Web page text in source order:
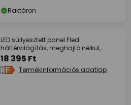
Raktáron
LED süllyesztett panel Fled
háttérvilágítás, meghajtó nélkül,
4,000K, 3,600 lm
18 395 Ft
Termékinformációs adatlap